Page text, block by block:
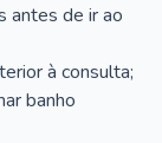
antes de ir ao
à consulta;
banho